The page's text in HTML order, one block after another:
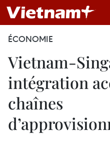
ÉCONOMIE
Vietnam-
intégration
chaînes